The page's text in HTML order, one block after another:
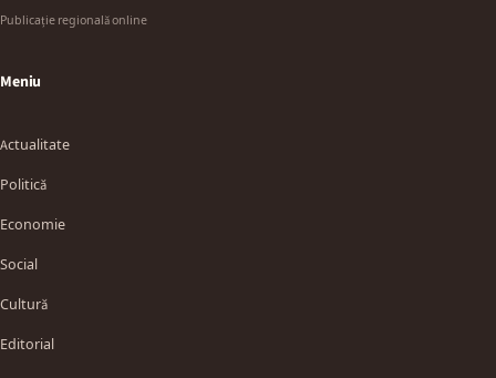
Publicație regională online
Meniu
Actualitate
Politică
Economie
Social
Cultură
Editorial